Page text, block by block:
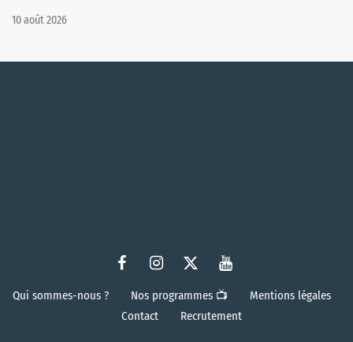
10 août 2026
Qui sommes-nous ? Nos programmes 📺
Mentions légales
Contact
Recrutement